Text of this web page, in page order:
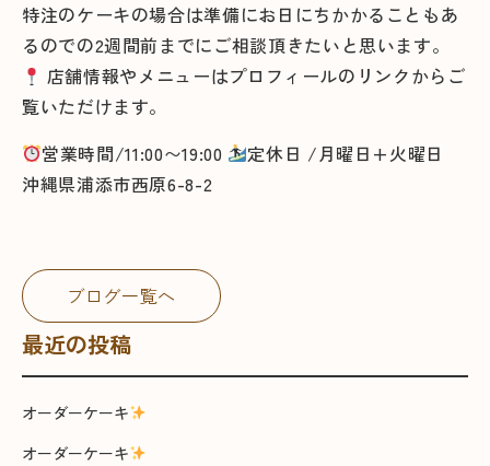
最近の投稿
オーダーケーキ
オーダーケーキ
特注のケーキの場合は準備にお日にちかかることもあ
るのでの2週間前までにご相談頂きたいと思います。
店舗情報やメニューはプロフィールのリンクからご
覧いただけます。
営業時間/11:00〜19:00
定休日 /月曜日+火曜日
沖縄県浦添市西原6-8-2
ブログ一覧へ